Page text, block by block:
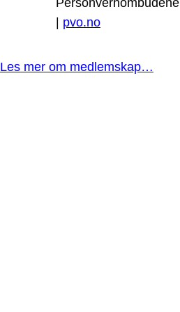
| pvo.no
Les mer om medlemskap…